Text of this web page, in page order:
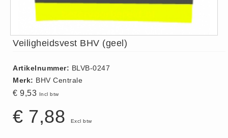
Nieuws
Betalingsmogelijkheden
Privacy
Algemene Voorwaarden
Veiligheidsvest BHV (geel)
Artikelnummer: BLVB-0247
Merk: BHV Centrale
€ 9,53 Incl btw
€ 7,88 Excl btw